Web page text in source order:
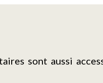
sont aussi